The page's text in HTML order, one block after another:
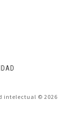
intelectual © 2026